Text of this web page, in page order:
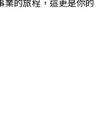
業的旅程，這更是你的